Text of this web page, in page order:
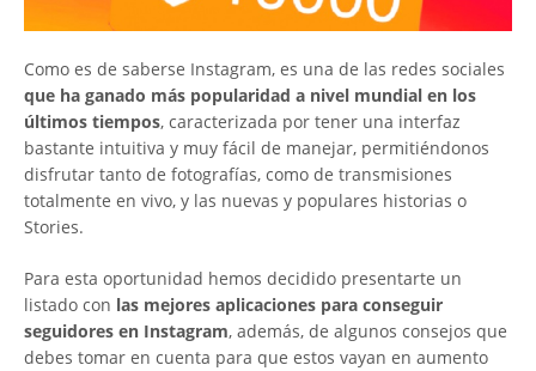
Como es de saberse Instagram, es una de las redes sociales
que ha ganado más popularidad a nivel mundial en los
últimos tiempos, caracterizada por tener una interfaz
bastante intuitiva y muy fácil de manejar, permitiéndonos
disfrutar tanto de fotografías, como de transmisiones
totalmente en vivo, y las nuevas y populares historias o
Stories.
Para esta oportunidad hemos decidido presentarte un
listado con las mejores aplicaciones para conseguir
seguidores en Instagram, además, de algunos consejos que
debes tomar en cuenta para que estos vayan en aumento